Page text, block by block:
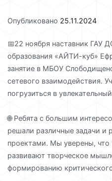
Опубликовано 25.11.2024
📅22 ноября наставник ГАУ
образования «АЙТИ-куб»
занятие в МБОУ
сетевого взаимодействия.
погрузиться в
🌐 Ребята с большим
решали различные задачи и
проектами. Мы уверены, что
развивают творческое
формированию